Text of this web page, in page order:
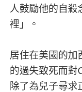
人鼓勵他的自殺
裡」。
居住在美國的加
的過失致死而對
除了為兒子尋求